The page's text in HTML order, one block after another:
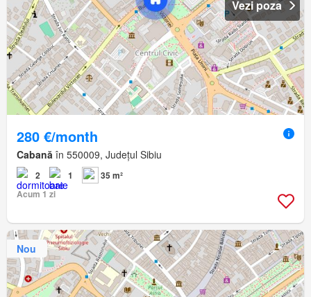
Vezi poza
280 €/month
Cabană în 550009, Județul Sibiu
2 1
35 m²
Acum 1 zi
Nou